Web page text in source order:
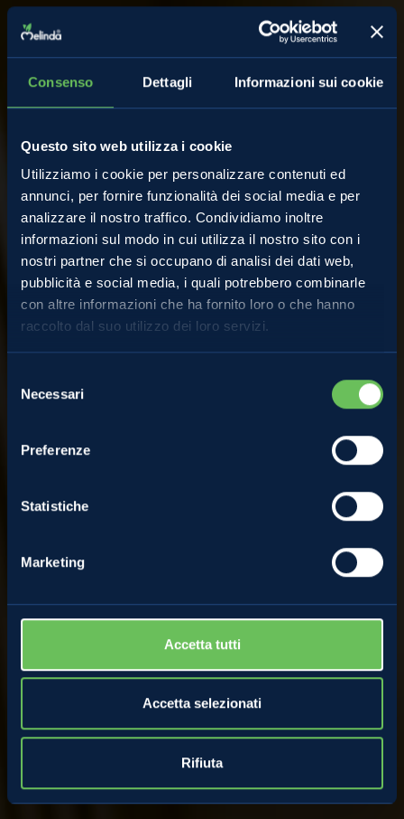
Consenso Dettagli Informazioni sui cookie
Questo sito web utilizza i cookie
Utilizziamo i cookie per personalizzare contenuti ed
annunci, per fornire funzionalità dei social media e per
analizzare il nostro traffico. Condividiamo inoltre
informazioni sul modo in cui utilizza il nostro sito con i
nostri partner che si occupano di analisi dei dati web,
pubblicità e social media, i quali potrebbero combinarle
con altre informazioni che ha fornito loro o che hanno
raccolto dal suo utilizzo dei loro servizi.
delNecessari
Preferenze
Statistiche
Marketing
Accetta tutti
Accetta selezionati
Rifiuta
Comunicati Stampa
Gli squeez di Melinda
dedicati ai bambini
debuttano in TV